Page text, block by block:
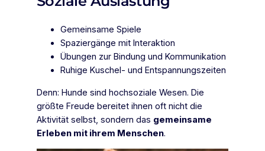
Gemeinsame Spiele
Spaziergänge mit Interaktion
Übungen zur Bindung und Kommunikation
Ruhige Kuschel- und Entspannungszeiten
Denn: Hunde sind hochsoziale Wesen. Die
größte Freude bereitet ihnen oft nicht die
Aktivität selbst, sondern das gemeinsame
Erleben mit ihrem Menschen.